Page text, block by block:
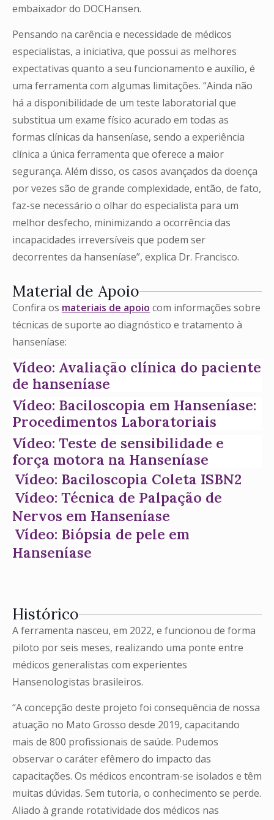
embaixador do DOCHansen.
Pensando na carência e necessidade de médicos
especialistas, a iniciativa, que possui as melhores
expectativas quanto a seu funcionamento e auxílio, é
uma ferramenta com algumas limitações. “Ainda não
há a disponibilidade de um teste laboratorial que
substitua um exame físico acurado em todas as
formas clínicas da hanseníase, sendo a experiência
clínica a única ferramenta que oferece a maior
segurança. Além disso, os casos avançados da doença
por vezes são de grande complexidade, então, de fato,
faz-se necessário o olhar do especialista para um
melhor desfecho, minimizando a ocorrência das
incapacidades irreversíveis que podem ser
decorrentes da hanseníase”, explica Dr. Francisco.
Material de Apoio
Confira os materiais de apoio com informações sobre
técnicas de suporte ao diagnóstico e tratamento à
hanseníase:
Vídeo: Avaliação clínica do paciente
de hanseníase
Vídeo: Baciloscopia em Hanseníase:
Procedimentos Laboratoriais
Vídeo: Teste de sensibilidade e
força motora na Hanseníase
Vídeo: Baciloscopia Coleta ISBN2
Vídeo: Técnica de Palpação de
Nervos em Hanseníase
Vídeo: Biópsia de pele em
Hanseníase
Histórico
A ferramenta nasceu, em 2022, e funcionou de forma
piloto por seis meses, realizando uma ponte entre
médicos generalistas com experientes
Hansenologistas brasileiros.
“A concepção deste projeto foi consequência de nossa
atuação no Mato Grosso desde 2019, capacitando
mais de 800 profissionais de saúde. Pudemos
observar o caráter efêmero do impacto das
capacitações. Os médicos encontram-se isolados e têm
muitas dúvidas. Sem tutoria, o conhecimento se perde.
Aliado à grande rotatividade dos médicos nas